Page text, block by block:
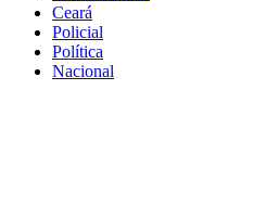
Ceará
Policial
Política
Nacional